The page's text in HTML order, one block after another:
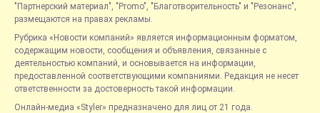
"Партнерский материал", "Promo", "Благотворительность" и "Резонанс",
размещаются на правах рекламы.
Рубрика «Новости компаний» является информационным форматом,
содержащим новости, сообщения и объявления, связанные с
деятельностью компаний, и основывается на информации,
предоставленной соответствующими компаниями. Редакция не несет
ответственности за достоверность такой информации.
Онлайн-медиа «Styler» предназначено для лиц от 21 года.